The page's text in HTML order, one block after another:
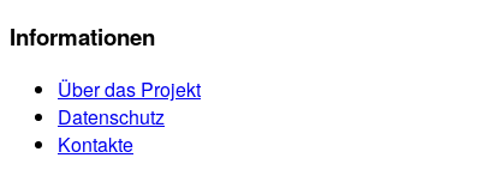
Informationen
Über das Projekt
Datenschutz
Kontakte